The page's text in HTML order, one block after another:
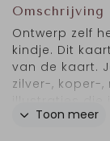
Omschrijving
Ontwerp zelf
kindje. Dit
van de kaart.
zilver-, koper-,
staan,
Toon meer